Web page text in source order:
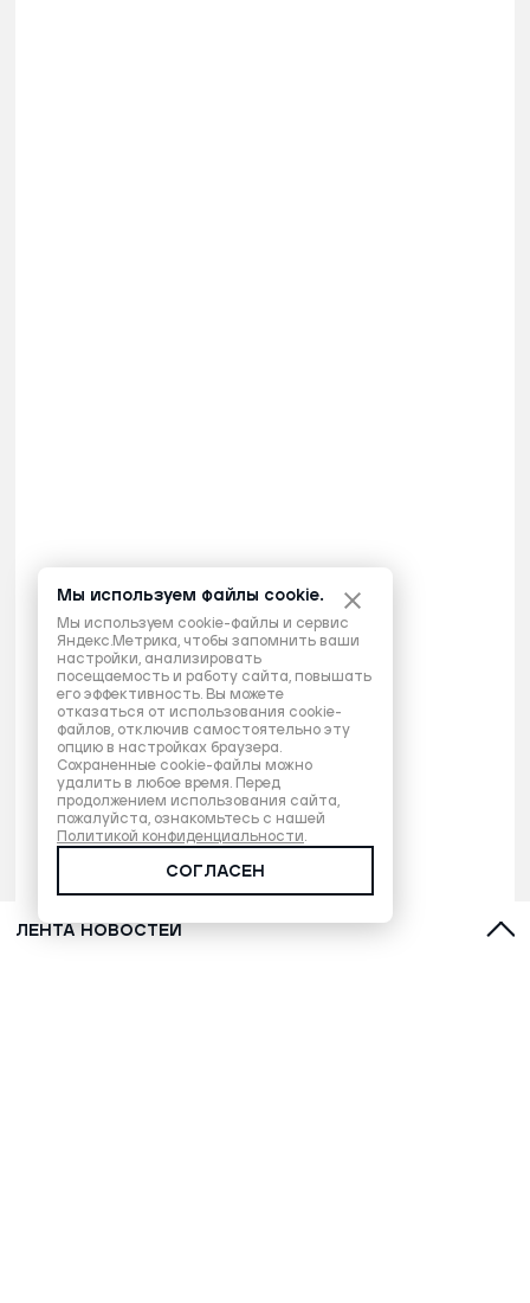
ЛЕНТА НОВОСТЕЙ
Мы используем файлы cookie.
Мы используем cookie-файлы и сервис
Яндекс.Метрика, чтобы запомнить ваши
настройки, анализировать
посещаемость и работу сайта, повышать
его эффективность. Вы можете
отказаться от использования cookie-
файлов, отключив самостоятельно эту
опцию в настройках браузера.
Сохраненные cookie-файлы можно
удалить в любое время. Перед
продолжением использования сайта,
пожалуйста, ознакомьтесь с нашей
Политикой конфиденциальности.
СОГЛАСЕН